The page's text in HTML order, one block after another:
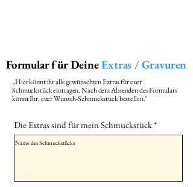
Formular für DeineExtras / Gravuren
„Hier könnt ihr alle gewünschten Extras für euer
Schmuckstück eintragen. Nach dem Absenden des Formulars
könnt Ihr, euer Wunsch-Schmuckstück bestellen."
Die Extras sind für mein Schmuckstück